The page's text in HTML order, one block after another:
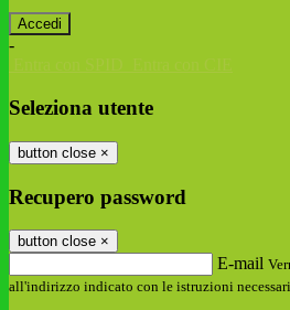
-
Seleziona utente
button close ×
Recupero password
button close ×
E-mail
all'indirizzo indicato con le istruzioni